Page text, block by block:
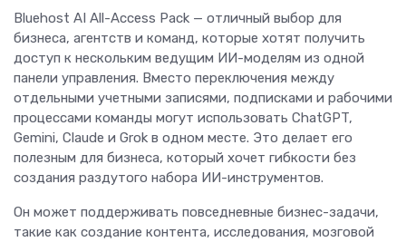
Bluehost AI All-Access Pack — отличный выбор для
бизнеса, агентств и команд, которые хотят получить
доступ к нескольким ведущим ИИ-моделям из одной
панели управления. Вместо переключения между
отдельными учетными записями, подписками и рабочими
процессами команды могут использовать ChatGPT,
Gemini, Claude и Grok в одном месте. Это делает его
полезным для бизнеса, который хочет гибкости без
создания раздутого набора ИИ-инструментов.
Он может поддерживать повседневные бизнес-задачи,
такие как создание контента, исследования, мозговой